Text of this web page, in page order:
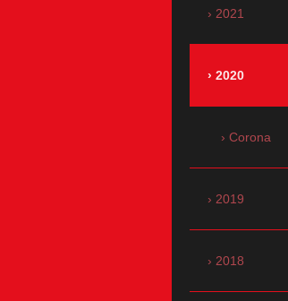
2021
2020
Corona
2019
2018